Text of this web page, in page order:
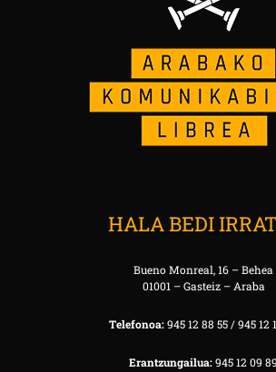
HALA BEDI
Bueno Monreal, 16 – Behea
01001 – Gasteiz – Araba
Telefonoa:945 12 88 55 / 945 12
Erantzungailua:945 12 09 89